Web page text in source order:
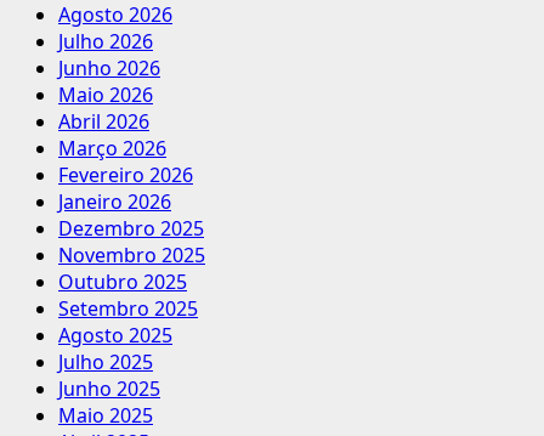
Agosto 2026
Julho 2026
Junho 2026
Maio 2026
Abril 2026
Março 2026
Fevereiro 2026
Janeiro 2026
Dezembro 2025
Novembro 2025
Outubro 2025
Setembro 2025
Agosto 2025
Julho 2025
Junho 2025
Maio 2025